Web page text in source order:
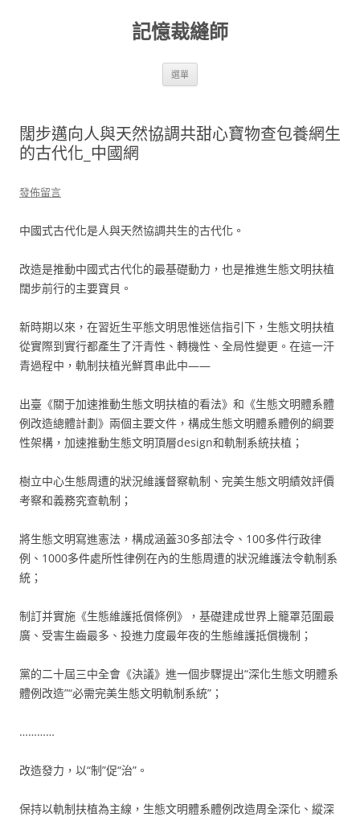
記憶裁縫師
選單
闊步邁向人與天然協調共甜心寶物查包養網生
的古代化_中國網
發佈留言
中國式古代化是人與天然協調共生的古代化。
改造是推動中國式古代化的最基礎動力，也是推進生態文明扶植
闊步前行的主要寶貝。
新時期以來，在習近生平態文明思惟迷信指引下，生態文明扶植
從實際到實行都產生了汗青性、轉機性、全局性變更。在這一汗
青過程中，軌制扶植光鮮貫串此中——
出臺《關于加速推動生態文明扶植的看法》和《生態文明體系體
例改造總體計劃》兩個主要文件，構成生態文明體系體例的綱要
性架構，加速推動生態文明頂層design和軌制系統扶植；
樹立中心生態周遭的狀況維護督察軌制、完美生態文明績效評價
考察和義務究查軌制；
將生態文明寫進憲法，構成涵蓋30多部法令、100多件行政律
例、1000多件處所性律例在內的生態周遭的狀況維護法令軌制系
統；
制訂并實施《生態維護抵償條例》，基礎建成世界上籠罩范圍最
廣、受害生齒最多、投進力度最年夜的生態維護抵償機制；
黨的二十屆三中全會《決議》進一個步驟提出“深化生態文明體系
體例改造”“必需完美生態文明軌制系統”；
…………
改造發力，以“制”促“治”。
保持以軌制扶植為主線，生態文明體系體例改造周全深化、縱深